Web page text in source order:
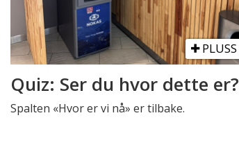
PLUSS
Quiz: Ser du hvor dette er?
Spalten «Hvor er vi nå» er tilbake.